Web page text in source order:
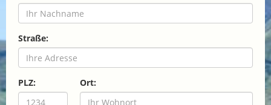
Straße:
PLZ: Ort: